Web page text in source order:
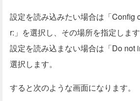
設定を読み込みたい場合は「Config
r:」を選択し、その場所を指定します
設定を読み込まない場合は「Do not
選択します。
すると次のような画面になります。